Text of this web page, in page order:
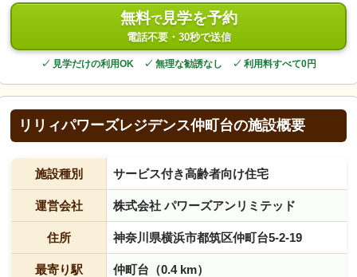
無料で見学を予約
電話不要・30秒で送信
✓ 見学だけの利用OK ✓ 無理な勧誘なし ✓ 利用料すべて0円
リリィパワーズレジデンス仲町台の施設概要
施設種別 サービス付き高齢者向け住宅
運営会社 株式会社 パワーズアンリミテッド
住所 神奈川県横浜市都筑区仲町台5-2-19
最寄り駅 仲町台（0.4 km）